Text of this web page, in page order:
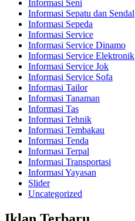
Informasi Seni
Informasi Sepatu dan Sendal
Informasi Sepeda
Informasi Service
Informasi Service Dinamo
Informasi Service Elektronik
Informasi Service Jok
Informasi Service Sofa
Informasi Tailor
Informasi Tanaman
Informasi Tas
Informasi Tehnik
Informasi Tembakau
Informasi Tenda
Informasi Terpal
Informasi Transportasi
Informasi Yayasan
Slider
Uncategorized